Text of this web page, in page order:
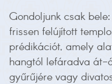
Gondoljunk csak
frissen felújított
prédikációt, amely
hangtól lefáradva át-
gyűrűjére vagy